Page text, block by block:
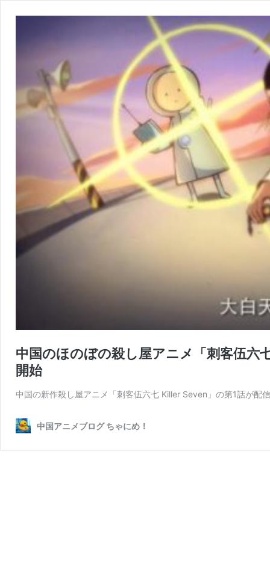
中国のほのぼの殺し屋アニメ「刺客伍
開始
中国の新作殺し屋アニメ「刺客伍六七 Killer Seven」の第1話が
中国アニメブログ ちゃにめ！